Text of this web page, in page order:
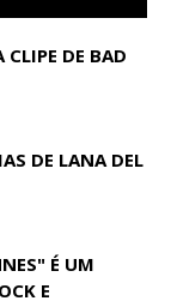
DE BAD
DE LANA DEL
É UM
E